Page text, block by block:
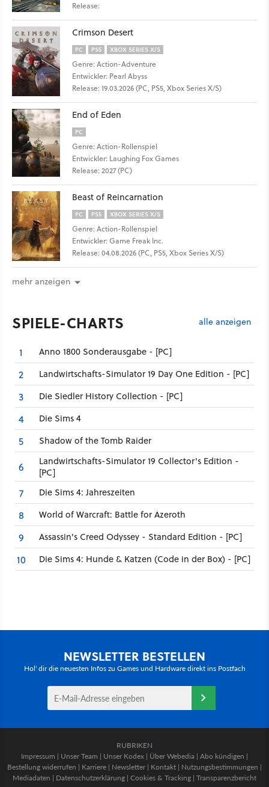
Release:
Crimson Desert
PC PS5 XBOX SERIES X/S
Genre: Action-Adventure
Entwickler: Pearl Abyss
Release: 19.03.2026 (PC, PS5, Xbox Series X/S)
End of Eden
PC
Genre: Action-Rollenspiel
Entwickler: Laughing Fox Games
Release: 2027 (PC)
Beast of Reincarnation
PC PS5 XBOX SERIES X/S
Genre: Action-Rollenspiel
Entwickler: Game Freak Inc.
Release: 04.08.2026 (PC, PS5, Xbox Series X/S)
mehr anzeigen
SPIELE-CHARTS alle anzeigen
1 Anno 1800 Sonderausgabe - [PC]
2 Landwirtschafts-Simulator 19 Day One Edition - [PC]
3 Die Siedler History Collection - [PC]
4 Die Sims 4
5 Shadow of the Tomb Raider
6
Landwirtschafts-Simulator 19 Collector's Edition -
[PC]
7 Die Sims 4: Jahreszeiten
8 World of Warcraft: Battle for Azeroth
9 Assassin's Creed Odyssey - Standard Edition - [PC]
10 Die Sims 4: Hunde & Katzen (Code in der Box) - [PC]
NEWSLETTER BESTELLEN
Hol' dir die neuesten Infos zu Games und Hardware direkt ins Postfach
RUBRIKEN
Impressum | Unser Team | Unser Kodex | Über Webedia | Abo kündigen |
Bestellung widerrufen | Karriere | Newsletter | Kontakt | Nutzungsbestimmungen |
Mediadaten | Datenschutzerklärung | Cookies & Tracking | Transparenzbericht